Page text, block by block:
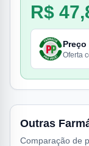
R$
Oferta
Outras
Comparação de